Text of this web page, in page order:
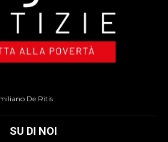
De Ritis
SU DI NOI